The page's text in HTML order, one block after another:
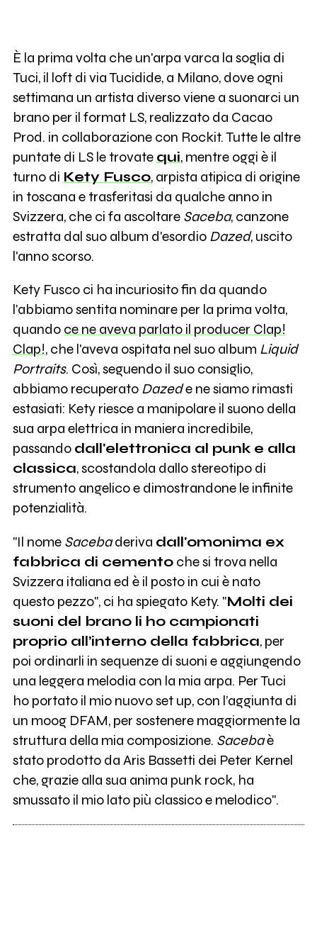
È la prima volta che un'arpa varca la soglia di
Tuci, il loft di via Tucidide, a Milano, dove ogni
settimana un artista diverso viene a suonarci un
brano per il format LS, realizzato da Cacao
Prod. in collaborazione con Rockit. Tutte le altre
puntate di LS le trovate qui, mentre oggi è il
turno di Kety Fusco, arpista atipica di origine
in toscana e trasferitasi da qualche anno in
Svizzera, che ci fa ascoltare Saceba, canzone
estratta dal suo album d'esordio Dazed, uscito
l'anno scorso.
Kety Fusco ci ha incuriosito fin da quando
l'abbiamo sentita nominare per la prima volta,
quando ce ne aveva parlato il producer Clap!
Clap!, che l'aveva ospitata nel suo album Liquid
Portraits. Così, seguendo il suo consiglio,
abbiamo recuperato Dazede ne siamo rimasti
estasiati: Kety riesce a manipolare il suono della
sua arpa elettrica in maniera incredibile,
passando dall'elettronica al punk e alla
classica, scostandola dallo stereotipo di
strumento angelico e dimostrandone le infinite
potenzialità.
"Il nome Sacebaderiva dall'omonima ex
fabbrica di cementoche si trova nella
Svizzera italiana ed è il posto in cui è nato
questo pezzo", ci ha spiegato Kety. "Molti dei
suoni del brano li ho campionati
proprio all’interno della fabbrica, per
poi ordinarli in sequenze di suoni e aggiungendo
una leggera melodia con la mia arpa. Per Tuci
ho portato il mio nuovo set up, con l’aggiunta di
un moog DFAM, per sostenere maggiormente la
struttura della mia composizione. Sacebaè
stato prodotto da Aris Bassetti dei Peter Kernel
che, grazie alla sua anima punk rock, ha
smussato il mio lato più classico e melodico".